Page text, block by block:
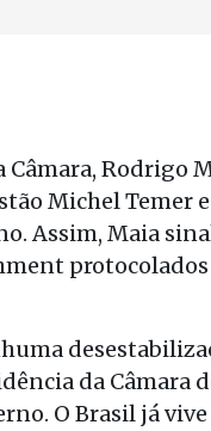
Rodrigo
Michel Temer
Assim, Maia
da Câmara
O Brasil já